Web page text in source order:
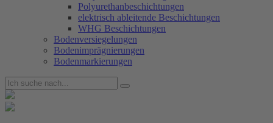
Polyurethanbeschichtungen
elektrisch ableitende Beschichtungen
WHG Beschichtungen
Bodenversiegelungen
Bodenimprägnierungen
Bodenmarkierungen